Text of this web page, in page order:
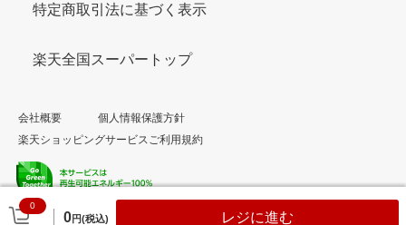
0
0円(税込) レジに進む
特定商取引法に基づく表示
楽天全国スーパートップ
会社概要
個人情報保護方針
楽天ショッピングサービスご利用規約
© Rakuten Group, Inc.